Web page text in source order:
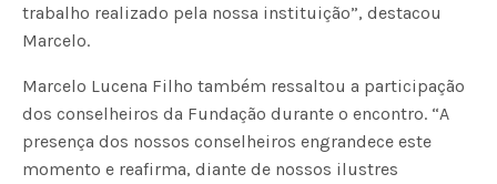
trabalho realizado pela nossa instituição”, destacou
Marcelo.
Marcelo Lucena Filho também ressaltou a participação
dos conselheiros da Fundação durante o encontro. “A
presença dos nossos conselheiros engrandece este
momento e reafirma, diante de nossos ilustres